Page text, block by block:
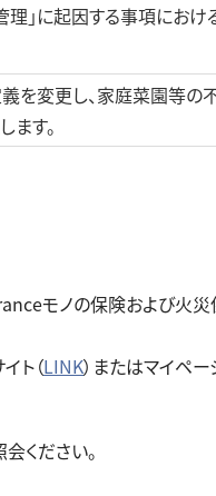
理」に起因する事項にお
を変更し、家庭菜園等
ます。
モノの保険および火
ト（LINK）またはマイペ
ください。